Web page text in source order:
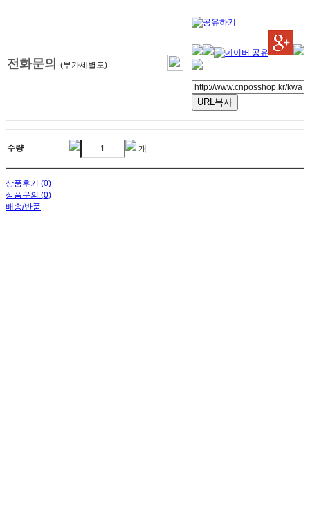
전화문의 (부가세별도)
URL복사
수량 개
상품후기 (0)
상품문의 (0)
배송/반품